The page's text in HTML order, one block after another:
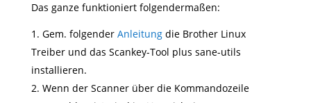
Das ganze funktioniert folgendermaßen:
Gem. folgender Anleitungdie Brother Linux
Treiber und das Scankey-Tool plus sane-utils
installieren.
Wenn der Scanner über die Kommandozeile